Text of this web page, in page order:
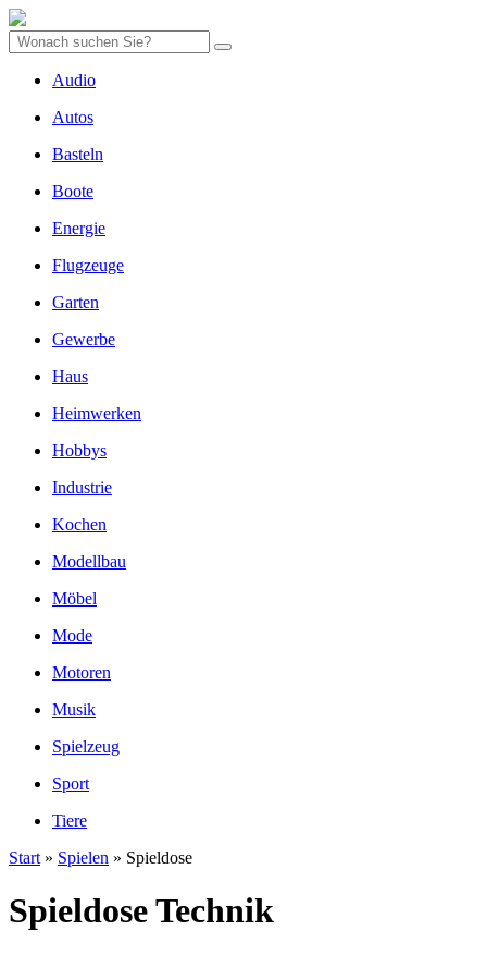
Audio
Autos
Basteln
Boote
Energie
Flugzeuge
Garten
Gewerbe
Haus
Heimwerken
Hobbys
Industrie
Kochen
Modellbau
Möbel
Mode
Motoren
Musik
Spielzeug
Sport
Tiere
Start » Spielen » Spieldose
Spieldose Technik